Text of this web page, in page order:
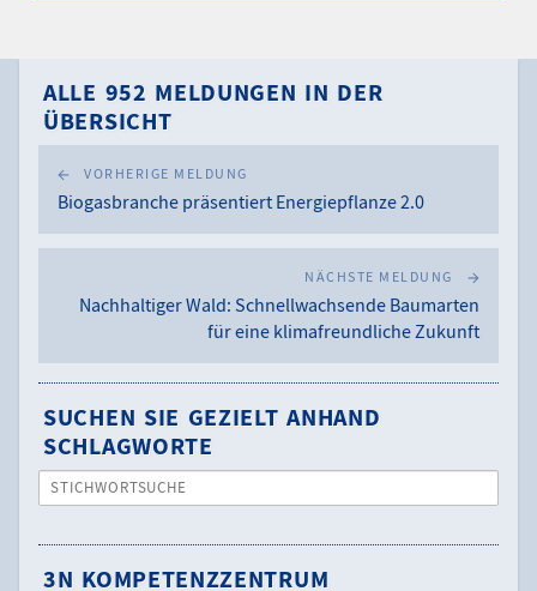
ALLE 952 MELDUNGEN IN DER
ÜBERSICHT
VORHERIGE MELDUNG
Biogasbranche präsentiert Energiepflanze 2.0
NÄCHSTE MELDUNG
Nachhaltiger Wald: Schnellwachsende Baumarten
für eine klimafreundliche Zukunft
SUCHEN SIE GEZIELT ANHAND
SCHLAGWORTE
STICHWORTSUCHE
3N KOMPETENZZENTRUM